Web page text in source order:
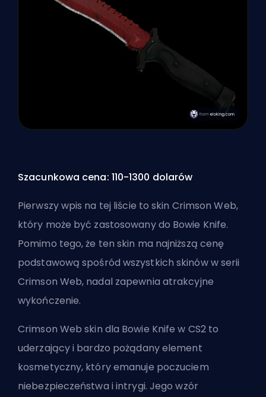
Szacunkowa cena: 110-1300 dolarów
Pierwszy wpis na tej liście to skin Crimson Web,
który może być zastosowany do Bowie Knife.
Pomimo tego, że ten skin ma najniższą cenę
podstawową spośród wszystkich skinów w serii
Crimson Web, nadal zapewnia atrakcyjne
wykończenie.
Crimson Web skin dla Bowie Knife w CS2 to
uderzający i bardzo pożądany element
kosmetyczny, który emanuje poczuciem
niebezpieczeństwa i intrygi. Jego wzór